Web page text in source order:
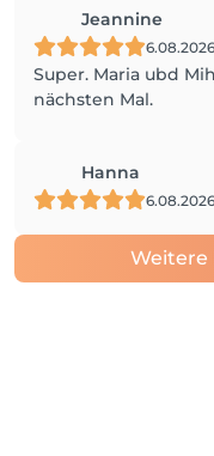
Jeannine
6.08.2026
Super. Maria ubd
nächsten Mal.
Hanna
6.08.2026
Weitere